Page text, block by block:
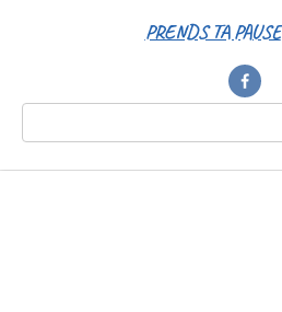
PRENDS TA PAUSE